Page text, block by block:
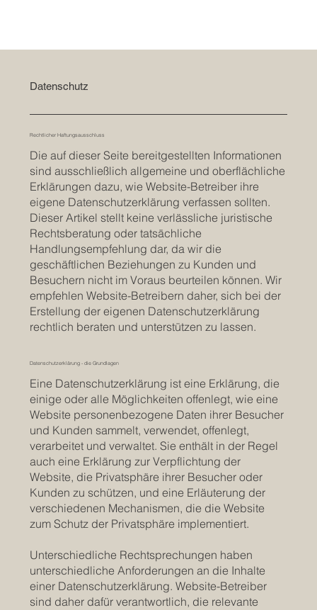
Datenschutz
Rechtlicher Haftungsausschluss
Die auf dieser Seite bereitgestellten Informationen
sind ausschließlich allgemeine und oberflächliche
Erklärungen dazu, wie Website-Betreiber ihre
eigene Datenschutzerklärung verfassen sollten.
Dieser Artikel stellt keine verlässliche juristische
Rechtsberatung oder tatsächliche
Handlungsempfehlung dar, da wir die
geschäftlichen Beziehungen zu Kunden und
Besuchern nicht im Voraus beurteilen können. Wir
empfehlen Website-Betreibern daher, sich bei der
Erstellung der eigenen Datenschutzerklärung
rechtlich beraten und unterstützen zu lassen.
Datenschutzerklärung - die Grundlagen
Eine Datenschutzerklärung ist eine Erklärung, die
einige oder alle Möglichkeiten offenlegt, wie eine
Website personenbezogene Daten ihrer Besucher
und Kunden sammelt, verwendet, offenlegt,
verarbeitet und verwaltet. Sie enthält in der Regel
auch eine Erklärung zur Verpflichtung der
Website, die Privatsphäre ihrer Besucher oder
Kunden zu schützen, und eine Erläuterung der
verschiedenen Mechanismen, die die Website
zum Schutz der Privatsphäre implementiert.
Unterschiedliche Rechtsprechungen haben
unterschiedliche Anforderungen an die Inhalte
einer Datenschutzerklärung. Website-Betreiber
sind daher dafür verantwortlich, die relevante